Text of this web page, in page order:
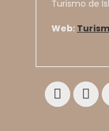
Turismo de
Web: